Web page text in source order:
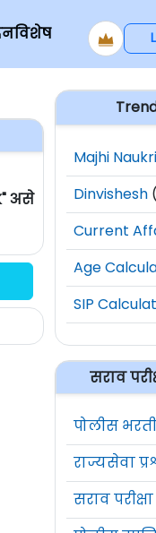
असे
Majhi Naukri
Dinvishesh
Current
Age
SIP
सराव
पोलीस
राज्यसेवा
सराव